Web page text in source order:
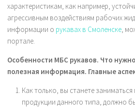
характеристикам, как например,
агрессивным воздействиям рабочих
информации о рукавах в Смоленске,
портале.
Особенности МБС рукавов. Что
полезная информация. Главные
Как только, вы станете
продукции данного типа, должно